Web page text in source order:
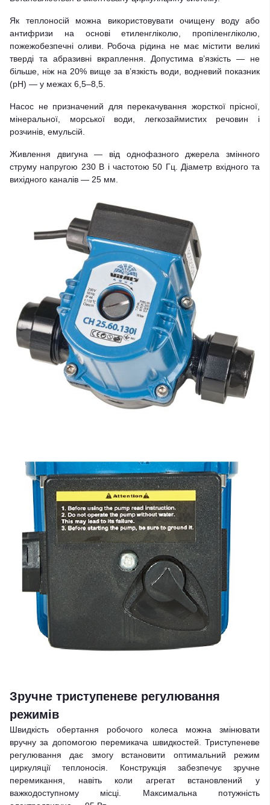
Як теплоносій можна використовувати очищену воду або
антифризи на основі етиленгліколю, пропіленгліколю,
пожежобезпечні оливи. Робоча рідина не має містити великі
тверді та абразивні вкраплення. Допустима в’язкість — не
більше, ніж на 20% вище за в’язкість води, водневий показник
(рН) — у межах 6,5–8,5.
Насос не призначений для перекачування жорсткої прісної,
мінеральної, морської води, легкозаймистих речовин і
розчинів, емульсій.
Живлення двигуна — від однофазного джерела змінного
струму напругою 230 В і частотою 50 Гц. Діаметр вхідного та
вихідного каналів — 25 мм.
Зручне триступеневе регулювання
режимів
Швидкість обертання робочого колеса можна змінювати
вручну за допомогою перемикача швидкостей. Триступеневе
регулювання дає змогу встановити оптимальний режим
циркуляції теплоносія. Конструкція забезпечує зручне
перемикання, навіть коли агрегат встановлений у
важкодоступному місці. Максимальна потужність